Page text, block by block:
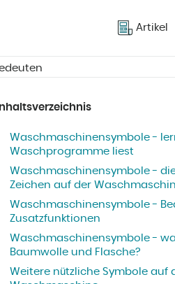
Artikel
Inhaltsverzeichnis
Waschmaschinensymbole -
Waschprogramme liest
Waschmaschinensymbole -
Zeichen auf der
Waschmaschinensymbole -
Zusatzfunktionen
Waschmaschinensymbole -
Baumwolle und Flasche?
Weitere nützliche Symbole auf